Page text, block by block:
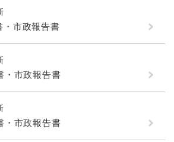
・市政報告書
・市政報告書
・市政報告書